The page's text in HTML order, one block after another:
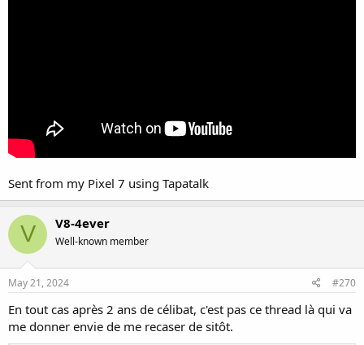
Sent from my Pixel 7 using Tapatalk
V V8-4ever
Well-known member
May 21, 2024 #270
En tout cas après 2 ans de célibat, c'est pas ce thread là qui va
me donner envie de me recaser de sitôt.